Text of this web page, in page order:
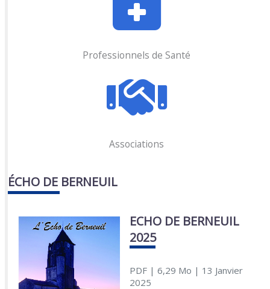
Professionnels de Santé
Associations
ÉCHO DE BERNEUIL
ECHO DE BERNEUIL
2025
PDF| 6,29 Mo | 13 Janvier
2025